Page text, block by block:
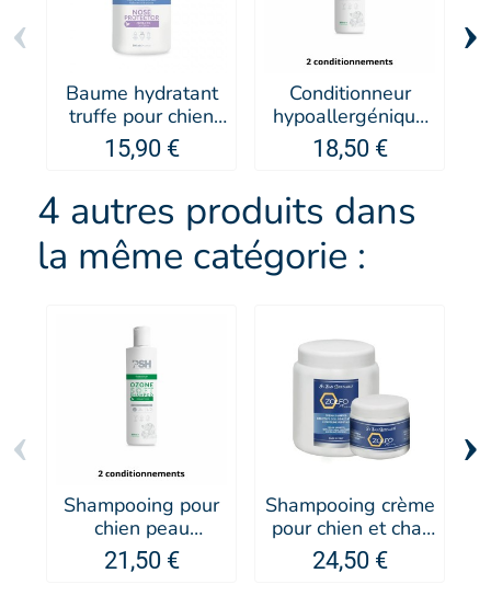
Baume hydratant
truffe pour chien
Nose Protector -
PSH
15,90 €
Conditionneur
hypoallergénique
pour chien
Sensitive - PSH
18,50 €
‹ ›
4 autres produits dans
la même catégorie :
Shampooing pour
chien peau
sensible et
atopique Ozone
21,50 €
Shampooing crème
pour chien et chat
Zolfo - IV SAN
BERNARD
24,50 €
‹ ›